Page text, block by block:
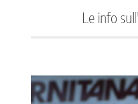
Le info